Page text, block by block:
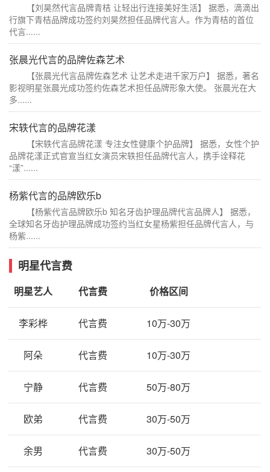
【刘昊然代言品牌青桔 让轻出行连接美好生活】 据悉，滴滴出
行旗下青桔品牌成功签约刘昊然担任品牌代言人。作为青桔的首位
代言......
张晨光代言的品牌佐森艺术
【张晨光代言品牌佐森艺术 让艺术走进千家万户】 据悉，著名
影视明星张晨光成功签约佐森艺术担任品牌形象大使。 张晨光在大
多......
宋轶代言的品牌花漾
【宋轶代言品牌花漾 专注女性健康个护品牌】 据悉，女性个护
品牌花漾正式官宣当红女演员宋轶担任品牌代言人，携手诠释花
“漾”......
杨紫代言的品牌欧乐b
【杨紫代言品牌欧乐b 知名牙齿护理品牌代言品牌人】 据悉，
全球知名牙齿护理品牌成功签约当红女星杨紫担任品牌代言人，与
杨紫......
明星代言费
明星艺人 代言费 价格区间
李彩桦 代言费 10万-30万
阿朵 代言费 10万-30万
宁静 代言费 50万-80万
欧弟 代言费 30万-50万
余男 代言费 30万-50万